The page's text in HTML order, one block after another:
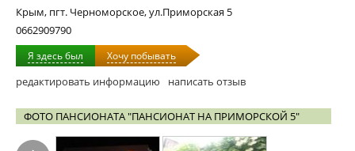
Крым, пгт. Черноморское, ул.Приморская 5
0662909790
Я здесь был Хочу побывать
редактировать информацию написать отзыв
ФОТО ПАНСИОНАТА "ПАНСИОНАТ НА ПРИМОРСКОЙ 5"